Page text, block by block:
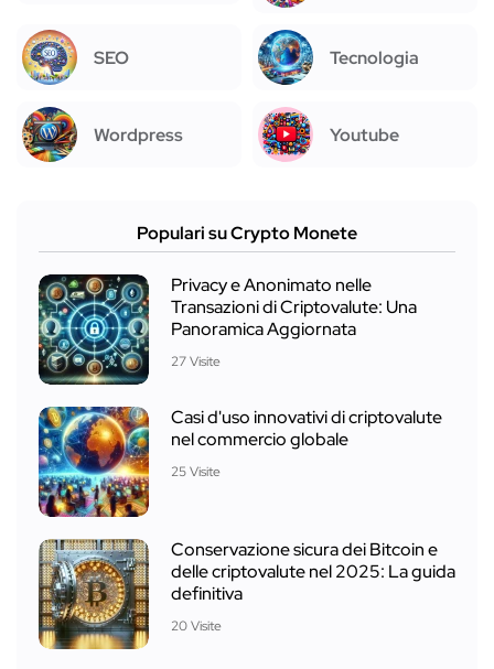
SEO Tecnologia
Wordpress Youtube
Populari su Crypto Monete
Privacy e Anonimato nelle
Transazioni di Criptovalute: Una
Panoramica Aggiornata
27 Visite
Casi d'uso innovativi di criptovalute
nel commercio globale
25 Visite
Conservazione sicura dei Bitcoin e
delle criptovalute nel 2025: La guida
definitiva
20 Visite